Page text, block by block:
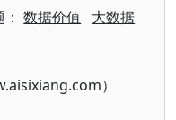
：数据价值 大数据
）